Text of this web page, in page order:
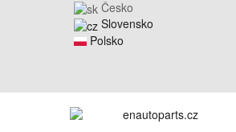
Česko
Slovensko
Polsko